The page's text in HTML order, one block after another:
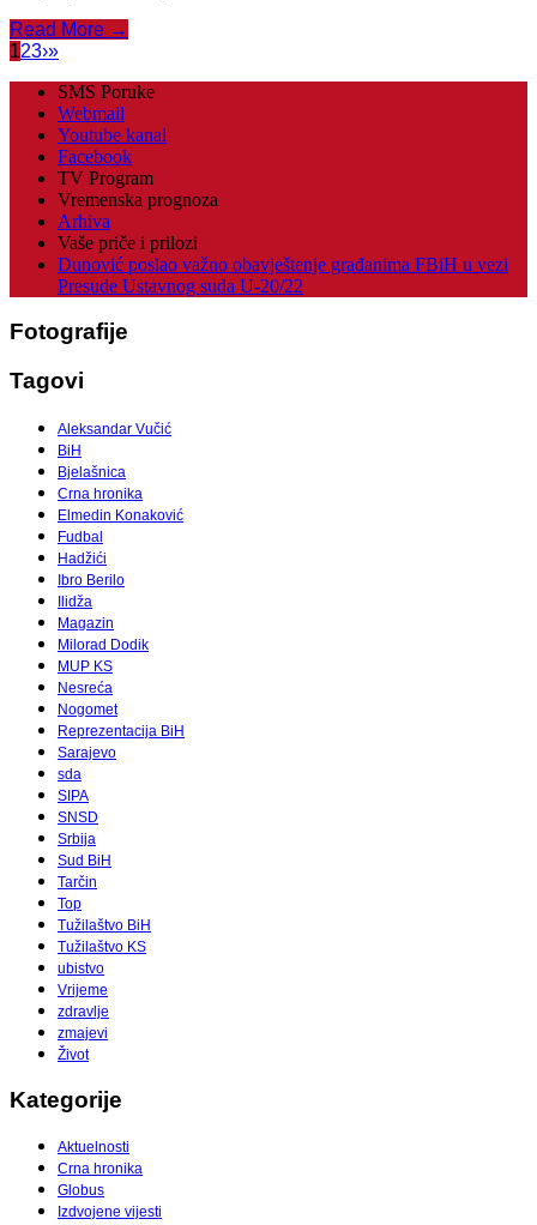
Read More →
123›»
SMS Poruke
Webmail
Youtube kanal
Facebook
TV Program
Vremenska prognoza
Arhiva
Vaše priče i prilozi
Dunović poslao važno obavještenje građanima FBiH u vezi
Presude Ustavnog suda U-20/22
Fotografije
Tagovi
Aleksandar Vučić
BiH
Bjelašnica
Crna hronika
Elmedin Konaković
Fudbal
Hadžići
Ibro Berilo
Ilidža
Magazin
Milorad Dodik
MUP KS
Nesreća
Nogomet
Reprezentacija BiH
Sarajevo
sda
SIPA
SNSD
Srbija
Sud BiH
Tarčin
Top
Tužilaštvo BiH
Tužilaštvo KS
ubistvo
Vrijeme
zdravlje
zmajevi
Život
Kategorije
Aktuelnosti
Crna hronika
Globus
Izdvojene vijesti